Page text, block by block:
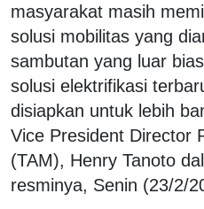
masyarakat masih
solusi mobilitas yang
sambutan yang luar
solusi elektrifikasi
disiapkan untuk lebih
Vice President Director
(TAM), Henry Tanoto
resminya, Senin (23/2/